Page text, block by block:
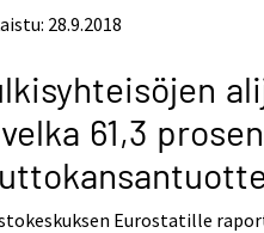
28.9.2018
61,3
Eurostatille